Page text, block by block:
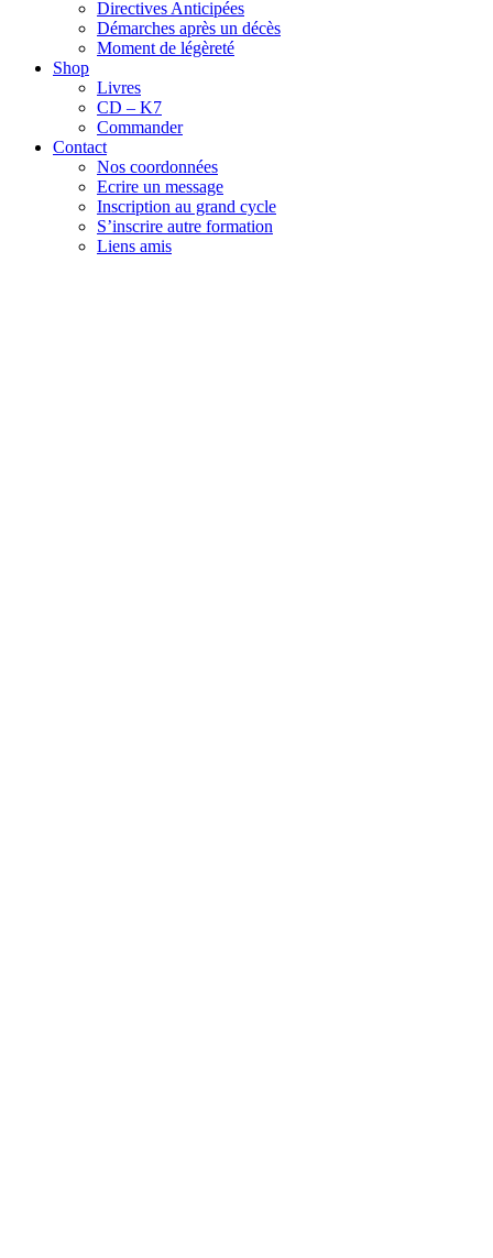
Directives Anticipées
Démarches après un décès
Moment de légèreté
Shop
Livres
CD – K7
Commander
Contact
Nos coordonnées
Ecrire un message
Inscription au grand cycle
S’inscrire autre formation
Liens amis